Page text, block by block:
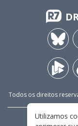
Todos os direitos
Utilizamos